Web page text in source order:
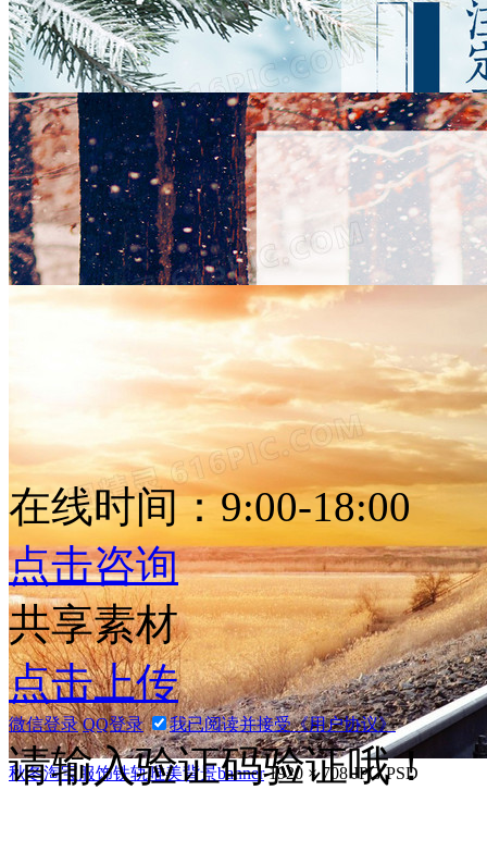
秋冬淘宝女装banner背景 1920 × 600 JPG PSD
1920 × 737 JPG PSD
秋冬淘宝服装banner背景 1920 × 700 JPG PSD
秋冬淘宝服饰铁轨唯美背景banner 1920 × 708 JPG PSD
在线时间：9:00-18:00
点击咨询
共享素材
点击上传
微信登录 QQ登录 我已阅读并接受《用户协议》
请输入验证码验证哦！